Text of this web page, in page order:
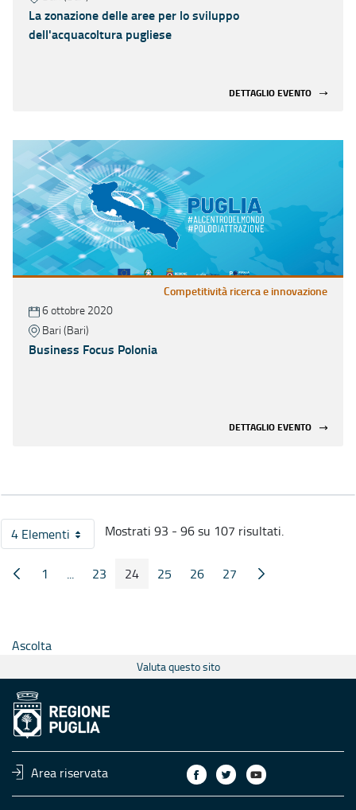
La zonazione delle aree per lo sviluppo
dell'acquacoltura pugliese
DETTAGLIO EVENTO
Competitività ricerca e innovazione
6 ottobre 2020
Bari (Bari)
Business Focus Polonia
DETTAGLIO EVENTO
4 ElementiPer pagina
Mostrati 93 - 96 su 107 risultati.
Pagina Precedente
Pagina
1 ...
Pagine intermedie
Pagina
23 Pagina
24 Pagina
25 Pagina
26 Pagina
27 Pagina Seguente
Ascolta
Valuta questo sito
Area riservata